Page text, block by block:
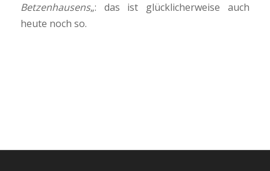
Betzenhausens„: das ist glücklicherweise auch
heute noch so.